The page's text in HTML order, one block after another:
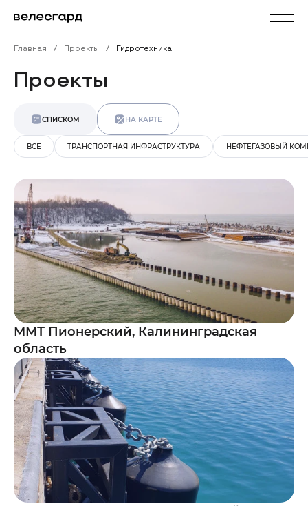
Главная Проекты Гидротехника
Проекты
СПИСКОМ НА КАРТЕ
ВСЕ ТРАНСПОРТНАЯ ИНФРАСТРУКТУРА НЕФТЕГАЗОВЫЙ
ММТ Пионерский, Калининградская
область